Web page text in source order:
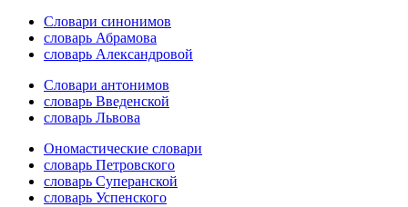
Словари синонимов
словарь Абрамова
словарь Александровой
Словари антонимов
словарь Введенской
словарь Львова
Ономастические словари
словарь Петровского
словарь Суперанской
словарь Успенского